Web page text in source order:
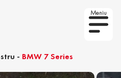
Meniu
- BMW 7 Series